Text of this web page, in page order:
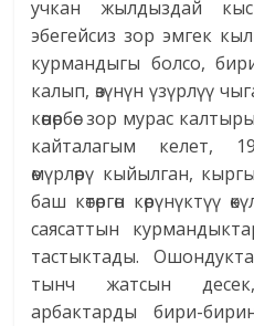
учкан жылдыздай
эбегейсиз зор эмгек
курмандыгы болсо,
калып, өзүнүн үзүрлүү
көөнөрбөс зор мурас
кайталагым келет,
өмүрлөрү кыйылган,
баш көтөргөн көрүнүктүү
саясаттын
тастыктады.
тынч жатсын
арбактарды бири-